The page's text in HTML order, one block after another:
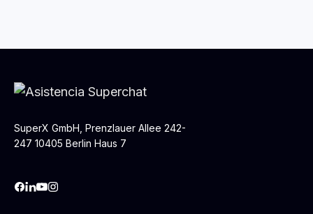
SuperX GmbH, Prenzlauer Allee 242-
247 10405 Berlin Haus 7